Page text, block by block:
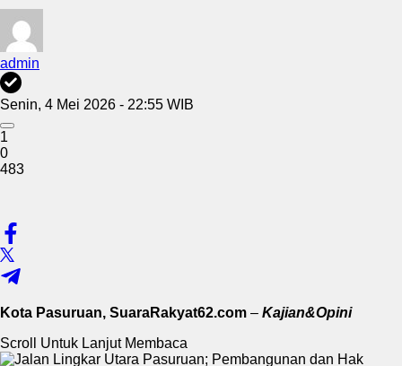
admin
Senin, 4 Mei 2026 - 22:55 WIB
1
0
483
Kota Pasuruan, SuaraRakyat62.com – Kajian&Opini
Scroll Untuk Lanjut Membaca